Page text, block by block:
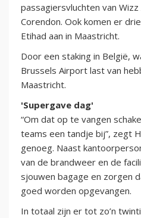
passagiersvluchten van
Corendon. Ook komen er
Etihad aan in Maastricht.
Door een staking in België,
Brussels Airport last van
Maastricht.
'Supergave dag'
“Om dat op te vangen
teams een tandje bij”, zegt
genoeg. Naast
van de brandweer en de
sjouwen bagage en zorgen
goed worden opgevangen.
In totaal zijn er tot zo’n